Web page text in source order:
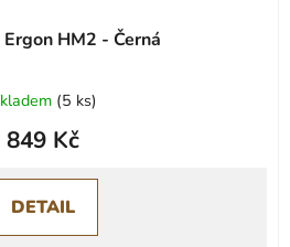
HM2 - Černá
(5 ks)
849 Kč
DETAIL